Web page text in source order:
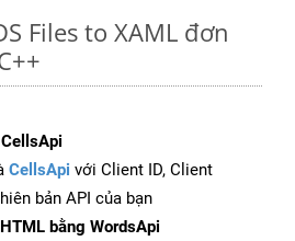
Files to XAML đơn
CellsApi với Client ID, Client
bản API của bạn
bằng WordsApi